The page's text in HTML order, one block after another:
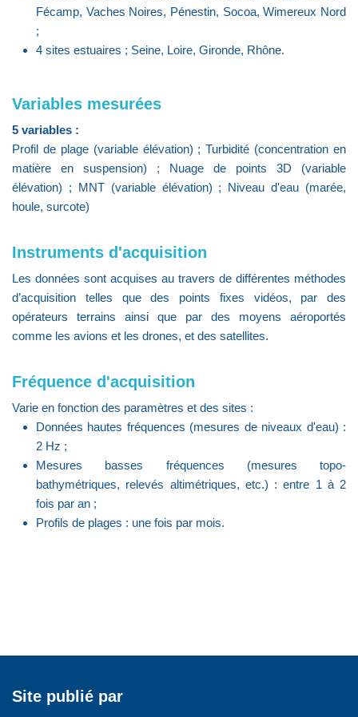
Fécamp, Vaches Noires, Pénestin, Socoa, Wimereux Nord
;
4 sites estuaires ; Seine, Loire, Gironde, Rhône.
Variables mesurées
5 variables :
Profil de plage (variable élévation) ; Turbidité (concentration en
matière en suspension) ; Nuage de points 3D (variable
élévation) ; MNT (variable élévation) ; Niveau d'eau (marée,
houle, surcote)
Instruments d'acquisition
Les données sont acquises au travers de différentes méthodes
d’acquisition telles que des points fixes vidéos, par des
opérateurs terrains ainsi que par des moyens aéroportés
comme les avions et les drones, et des satellites.
Fréquence d'acquisition
Varie en fonction des paramètres et des sites :
Données hautes fréquences (mesures de niveaux d'eau) :
2 Hz ;
Mesures basses fréquences (mesures topo-
bathymétriques, relevés altimétriques, etc.) : entre 1 à 2
fois par an ;
Profils de plages : une fois par mois.
Site publié par